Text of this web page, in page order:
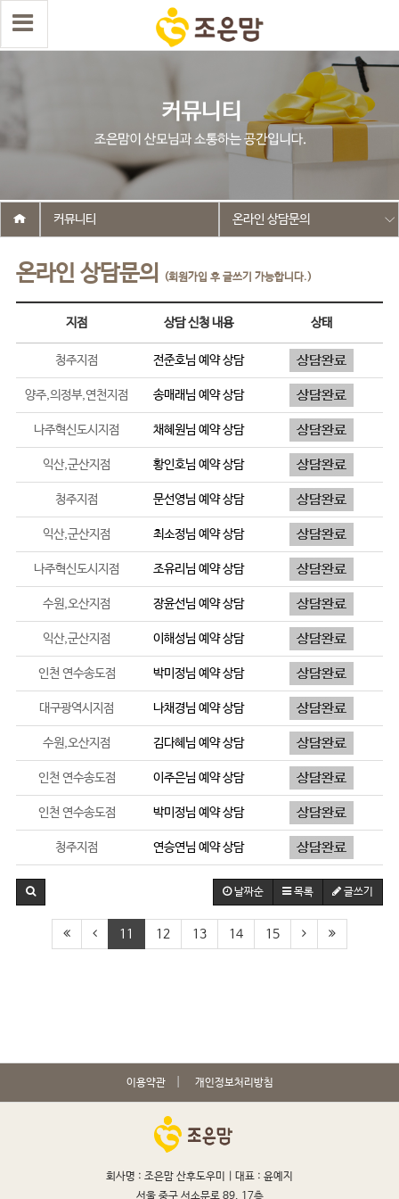
온라인 상담문의 (회원가입 후 글쓰기 가능합니다.)
커뮤니티 온라인 상담문의
지점 상담 신청 내용 상태
청주지점 전준호님 예약 상담
양주,의정부,연천지점 송매래님 예약 상담
나주혁신도시지점 채혜원님 예약 상담
익산,군산지점 황인호님 예약 상담
청주지점 문선영님 예약 상담
익산,군산지점 최소정님 예약 상담
나주혁신도시지점 조유리 님 예약 상담
수원,오산지점 장윤선님 예약 상담
익산,군산지점 이해성님 예약 상담
인천 연수송도점 박미정님 예약 상담
대구광역시지점 나채경님 예약 상담
수원,오산지점 김다혜 님 예약 상담
인천 연수송도점 이주은님 예약 상담
인천 연수송도점 박미정님 예약 상담
청주지점 연승연님 예약 상담
날짜순 목록 글쓰기
11 12 13 14 15
이용약관 개인정보처리방침
회사명 : 조은맘 산후도우미 | 대표 : 윤예지
서울 중구 서소문로 89, 17층